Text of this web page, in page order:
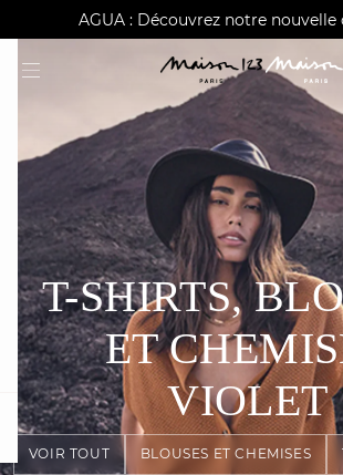
Livraison offerte à domicile
AGUA : Découvrez notre
Alma : Paiement en 3X ou 4X
VOIR TOUT
BLOUSES ET CHEMISES
T-SHIRTS,
ET
VIOLET